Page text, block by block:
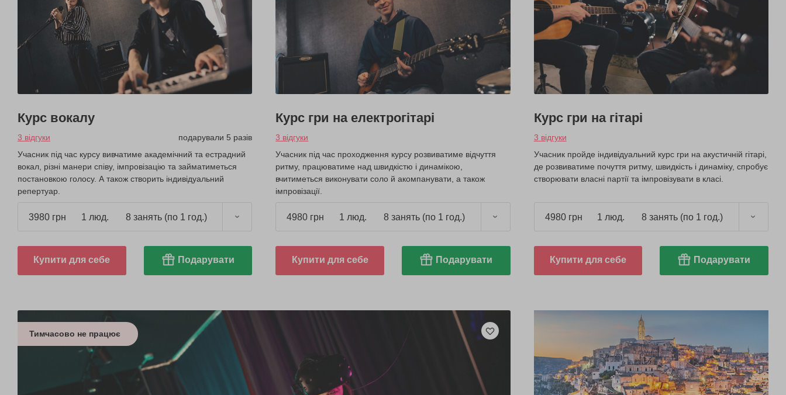
Курс вокалу
3 відгуки
подарували 5 разів
Учасник під час курсу вивчатиме академічний та естрадний
вокал, різні манери співу, імпровізацію та займатиметься
постановкою голосу. А також створить індивідуальний
репертуар.
3980 грн 1 люд. 8 занять (по 1 год.)
Купити для себе Подарувати
Курс гри на електрогітарі
3 відгуки
Учасник під час проходження курсу розвиватиме відчуття
ритму, працюватиме над швидкістю і динамікою,
вчитиметься виконувати соло й акомпанувати, а також
імпровізації.
4980 грн 1 люд. 8 занять (по 1 год.)
Купити для себе Подарувати
Курс гри на гітарі
3 відгуки
Учасник пройде індивідуальний курс гри на акустичній гітарі,
де розвиватиме почуття ритму, швидкість і динаміку, спробує
створювати власні партії та імпровізувати в класі.
4980 грн 1 люд. 8 занять (по 1 год.)
Купити для себе Подарувати
Тимчасово не працює